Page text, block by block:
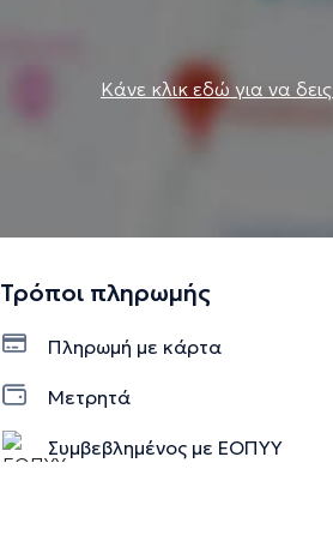
Κάνε κλικ εδώ για να
Τρόποι πληρωμής
Πληρωμή με κάρτα
Μετρητά
Συμβεβλημένος με ΕΟΠΥΥ